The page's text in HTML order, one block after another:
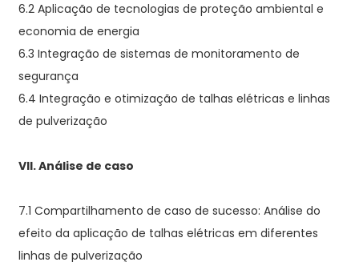
6.2 Aplicação de tecnologias de proteção ambiental e
economia de energia
6.3 Integração de sistemas de monitoramento de
segurança
6.4 Integração e otimização de talhas elétricas e linhas
de pulverização
VII. Análise de caso
7.1 Compartilhamento de caso de sucesso: Análise do
efeito da aplicação de talhas elétricas em diferentes
linhas de pulverização